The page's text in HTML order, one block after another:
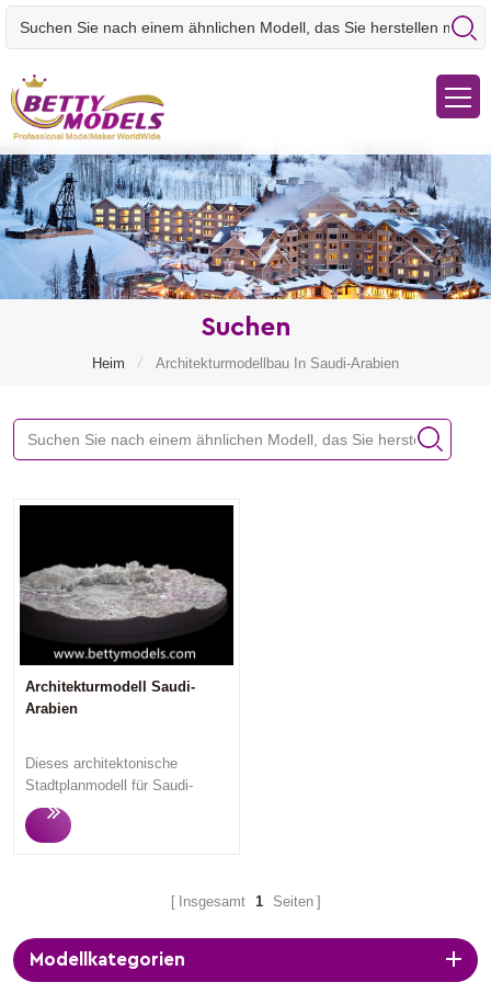
Suchen
Heim / Architekturmodellbau In Saudi-Arabien
Architekturmodell Saudi-
Arabien
Dieses architektonische
Stadtplanmodell für Saudi-
Arabien hat ein Wunder
geschaffen. Das sehr
architektonischen Maßstab und
die Raumgestaltung zwischen
Insgesamt 1 Seiten
Modellkategorien